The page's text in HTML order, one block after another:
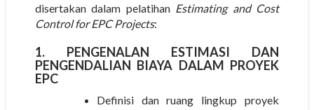
disertakan dalam pelatihan Estimating and Cost
Control for EPC Projects:
1. PENGENALAN ESTIMASI DAN
PENGENDALIAN BIAYA DALAM PROYEK
EPC
Definisi dan ruang lingkup proyek